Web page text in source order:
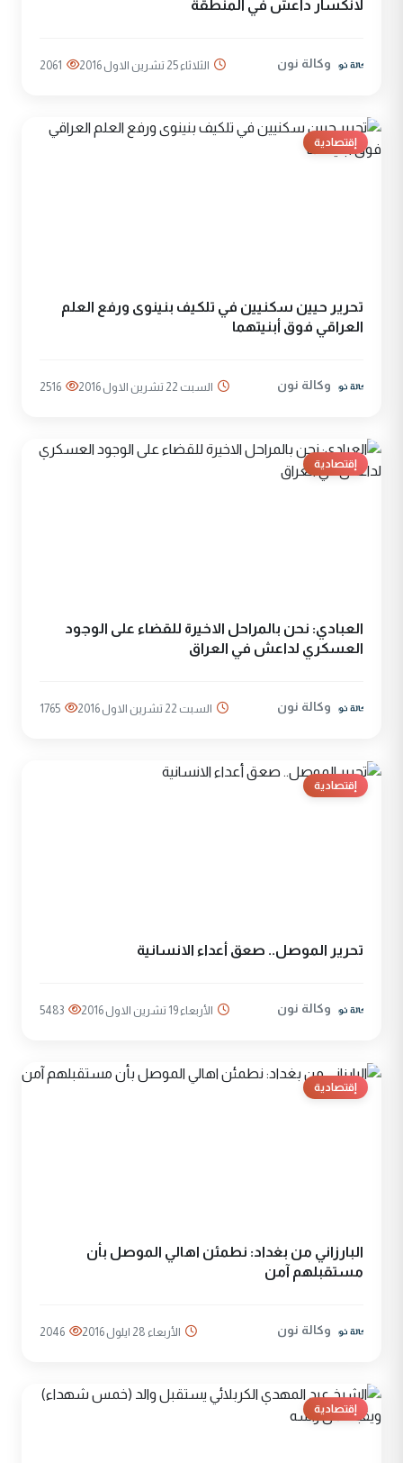
لانكسار داعش في المنطقة
وكالة نون الثلاثاء 25 تشرين الاول 2016 2061
إقتصادية
تحرير حيين سكنيين في تلكيف بنينوى ورفع العلم
العراقي فوق أبنيتهما
وكالة نون السبت 22 تشرين الاول 2016 2516
إقتصادية
العبادي: نحن بالمراحل الاخيرة للقضاء على الوجود
العسكري لداعش في العراق
وكالة نون السبت 22 تشرين الاول 2016 1765
إقتصادية
تحرير الموصل.. صعق أعداء الانسانية
وكالة نون الأربعاء 19 تشرين الاول 2016 5483
إقتصادية
البارزاني من بغداد: نطمئن اهالي الموصل بأن
مستقبلهم آمن
وكالة نون الأربعاء 28 ايلول 2016 2046
إقتصادية